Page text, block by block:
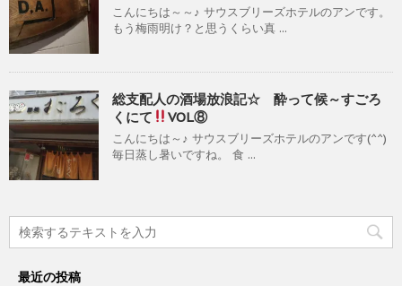
こんにちは～～♪ サウスブリーズホテルのアンです。
もう梅雨明け？と思うくらい真 ...
総支配人の酒場放浪記☆ 酔って候～すごろ
くにて
VOL⑧
こんにちは～♪ サウスブリーズホテルのアンです(^^)
毎日蒸し暑いですね。 食 ...
最近の投稿